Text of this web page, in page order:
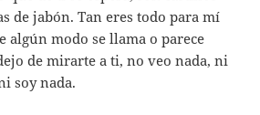
de jabón. Tan eres todo para mí
algún modo se llama o parece
de mirarte a ti, no veo nada, ni
soy nada.